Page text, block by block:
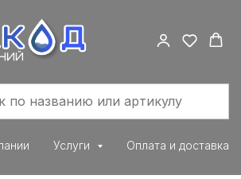
Услуги Оплата и доставка